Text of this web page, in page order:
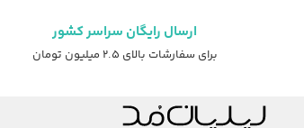
ارسال رایگان سراسر کشور
برای سفارشات بالای ۲.۵ میلیون تومان